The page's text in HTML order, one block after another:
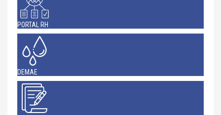
PORTAL RH
DEMAE